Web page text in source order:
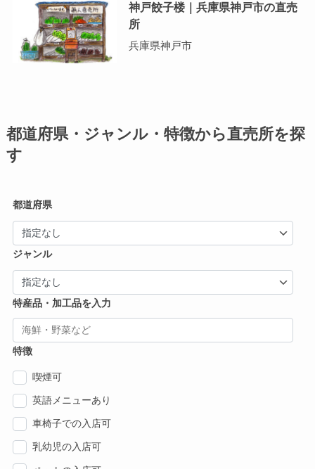
神戸餃子楼｜兵庫県神戸市の直売
所
兵庫県神戸市
都道府県・ジャンル・特徴から直売所を探
す
都道府県
ジャンル
特産品・加工品を入力
特徴
喫煙可
英語メニューあり
車椅子での入店可
乳幼児の入店可